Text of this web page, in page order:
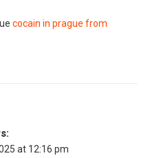
cocain in prague from
at 12:16 pm